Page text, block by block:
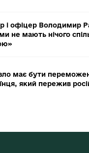
і офіцер Володимир
не мають нічого
має бути
який пережив